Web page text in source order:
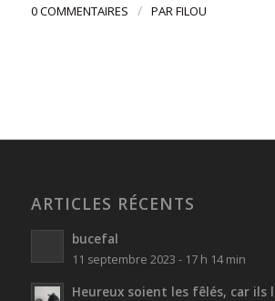
0 COMMENTAIRES / PARFILOU
ARTICLES RÉCENTS
bucefal
11 septembre 2023 - 17 h 14 min
Heureux soient les fêlés, car ils